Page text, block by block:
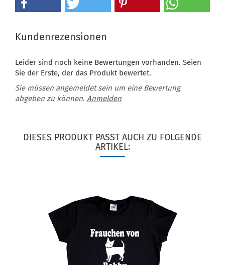
Kundenrezensionen
Leider sind noch keine Bewertungen vorhanden. Seien
Sie der Erste, der das Produkt bewertet.
Sie müssen angemeldet sein um eine Bewertung
abgeben zu können. Anmelden
DIESES PRODUKT PASST AUCH ZU FOLGENDE
ARTIKEL: